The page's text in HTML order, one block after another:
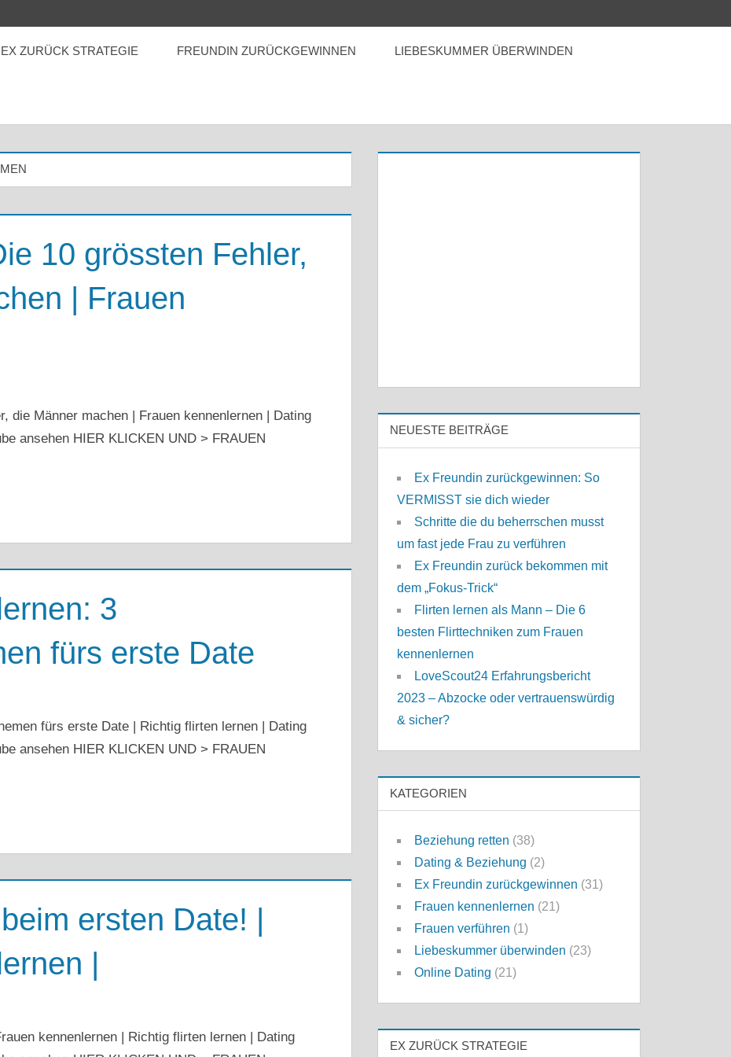
EX ZURÜCK STRATEGIE FREUNDIN ZURÜCKGEWINNEN LIEBESKUMMER ÜBERWINDEN
10 grössten Fehler,
| Frauen
die Männer machen | Frauen kennenlernen | Dating
ansehen HIER KLICKEN UND > FRAUEN
3
fürs erste Date
fürs erste Date | Richtig flirten lernen | Dating
ansehen HIER KLICKEN UND > FRAUEN
ersten Date! |
|
kennenlernen | Richtig flirten lernen | Dating
NEUESTE BEITRÄGE
Ex Freundin zurückgewinnen: So
VERMISST sie dich wieder
Schritte die du beherrschen musst
um fast jede Frau zu verführen
Ex Freundin zurück bekommen mit
dem „Fokus-Trick“
Flirten lernen als Mann – Die 6
besten Flirttechniken zum Frauen
kennenlernen
LoveScout24 Erfahrungsbericht
2023 – Abzocke oder vertrauenswürdig
& sicher?
KATEGORIEN
Beziehung retten (38)
Dating & Beziehung (2)
Ex Freundin zurückgewinnen (31)
Frauen kennenlernen (21)
Frauen verführen (1)
Liebeskummer überwinden (23)
Online Dating (21)
EX ZURÜCK STRATEGIE